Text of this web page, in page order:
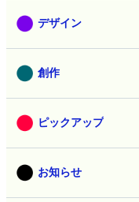
デザイン
創作
ピックアップ
お知らせ